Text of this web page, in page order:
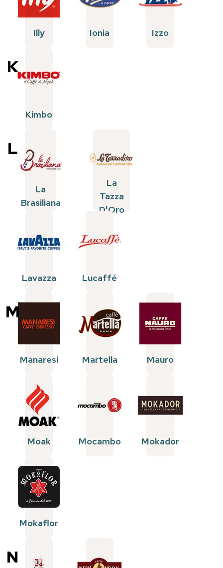
Illy Ionia Izzo
K
Kimbo
L
La
Brasiliana
La
Tazza
D'Oro
Lavazza Lucaffé
M
Manaresi Martella Mauro
Moak Mocambo Mokador
Mokaflor
N